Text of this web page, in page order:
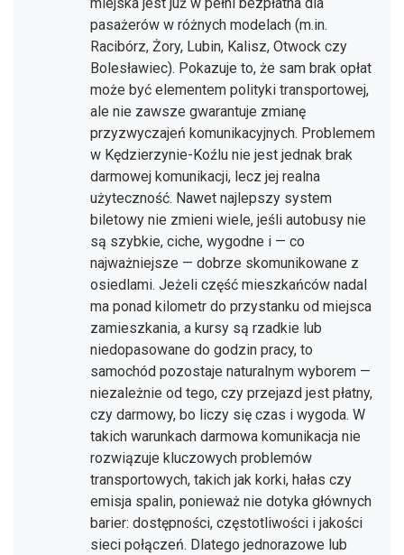
pasażerów w różnych modelach (m.in.
Racibórz, Żory, Lubin, Kalisz, Otwock czy
Bolesławiec). Pokazuje to, że sam brak opłat
może być elementem polityki transportowej,
ale nie zawsze gwarantuje zmianę
przyzwyczajeń komunikacyjnych. Problemem
w Kędzierzynie-Koźlu nie jest jednak brak
darmowej komunikacji, lecz jej realna
użyteczność. Nawet najlepszy system
biletowy nie zmieni wiele, jeśli autobusy nie
są szybkie, ciche, wygodne i — co
najważniejsze — dobrze skomunikowane z
osiedlami. Jeżeli część mieszkańców nadal
ma ponad kilometr do przystanku od miejsca
zamieszkania, a kursy są rzadkie lub
niedopasowane do godzin pracy, to
samochód pozostaje naturalnym wyborem —
niezależnie od tego, czy przejazd jest płatny,
czy darmowy, bo liczy się czas i wygoda. W
takich warunkach darmowa komunikacja nie
rozwiązuje kluczowych problemów
transportowych, takich jak korki, hałas czy
emisja spalin, ponieważ nie dotyka głównych
barier: dostępności, częstotliwości i jakości
sieci połączeń. Dlatego jednorazowe lub